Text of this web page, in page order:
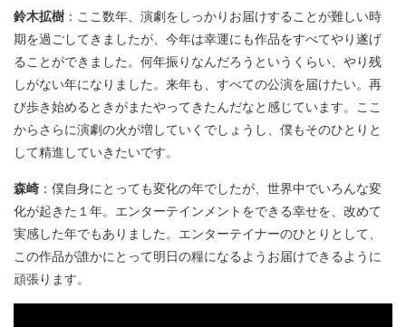
鈴木拡樹 ：ここ数年、演劇をしっかりお届けすることが難しい時
期を過ごしてきましたが、今年は幸運にも作品をすべてやり遂げ
ることができました。何年振りなんだろうというくらい、やり残
しがない年になりました。来年も、すべての公演を届けたい。再
び歩き始めるときがまたやってきたんだなと感じています。ここ
からさらに演劇の火が増していくでしょうし、僕もそのひとりと
して精進していきたいです。
森崎 ：僕自身にとっても変化の年でしたが、世界中でいろんな変
化が起きた１年。エンターテインメントをできる幸せを、改めて
実感した年でもありました。エンターテイナーのひとりとして、
この作品が誰かにとって明日の糧になるようお届けできるように
頑張ります。